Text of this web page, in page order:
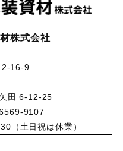
株式会社
2-16-9
田 6-12-25
9107
（土日祝は休業）